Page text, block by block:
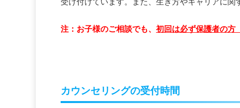
注：お子様のご相談でも、 初回は必ず保護者の方
カウンセリングの受付時間